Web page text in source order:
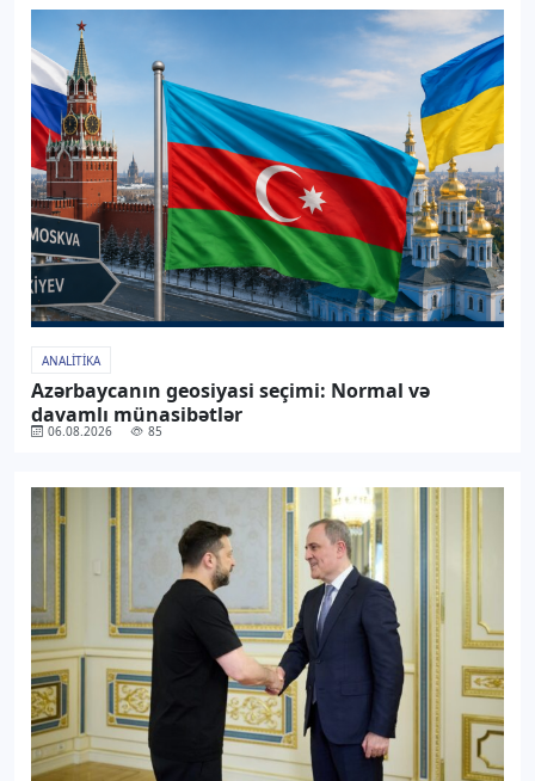
ANALITIKA
Azərbaycanın geosiyasi seçimi: Normal və
davamlı münasibətlər
06.08.2026 85